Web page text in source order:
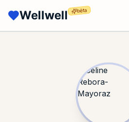
Wellwell bêta